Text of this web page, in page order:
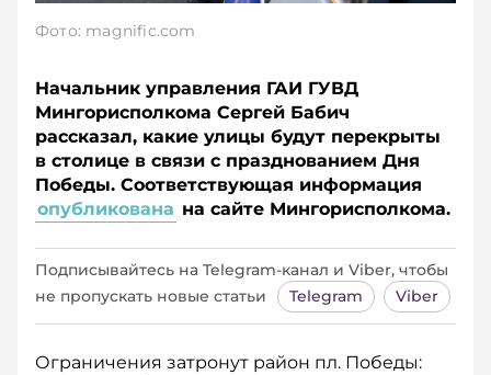
Фото: magnific.com
Начальник управления ГАИ ГУВД
Мингорисполкома Сергей Бабич
рассказал, какие улицы будут перекрыты
в столице в связи с празднованием Дня
Победы. Соответствующая информация
опубликована на сайте Мингорисполкома.
Подписывайтесь на Telegram‑канал и Viber, чтобы
не пропускать новые статьи
Telegram Viber
Ограничения затронут район пл. Победы: